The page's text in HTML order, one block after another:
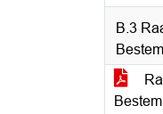
B.3